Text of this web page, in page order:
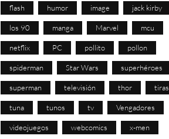
flash humor image jack kirby
los 90 manga Marvel mcu
netflix PC pollito pollon
spiderman Star Wars superhéroes
superman televisión thor tiras
tuna tunos tv Vengadores
videojuegos webcomics x-men